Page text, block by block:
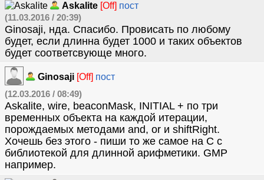
Askalite [Off] пост
(11.03.2016 / 20:39)
Ginosaji, нда. Спасибо. Провисать по любому
будет, если длинна будет 1000 и таких объектов
будет соответсвующе много.
Ginosaji [Off] пост
(12.03.2016 / 08:49)
Askalite, wire, beaconMask, INITIAL + по три
временных объекта на каждой итерации,
порождаемых методами and, or и shiftRight.
Хочешь без этого - пиши то же самое на C с
библиотекой для длинной арифметики. GMP
например.